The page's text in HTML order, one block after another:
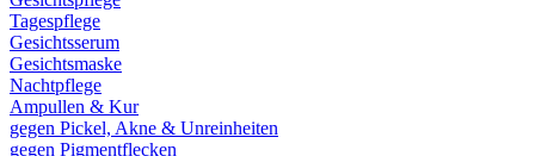
Tagespflege
Gesichtsserum
Gesichtsmaske
Nachtpflege
Ampullen & Kur
gegen Pickel, Akne & Unreinheiten
gegen Pigmentflecken